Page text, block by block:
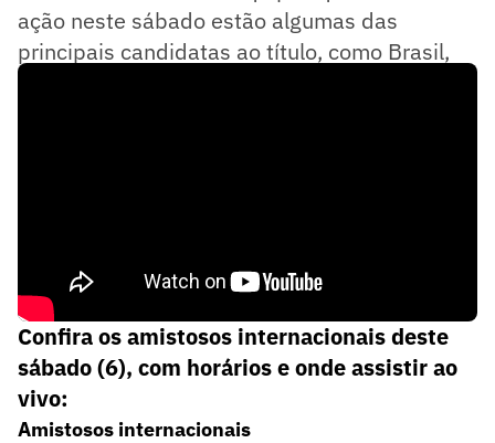
ação neste sábado estão algumas das
principais candidatas ao título, como Brasil,
Confira os amistosos internacionais deste
sábado (6), com horários e onde assistir ao
vivo:
Amistosos internacionais